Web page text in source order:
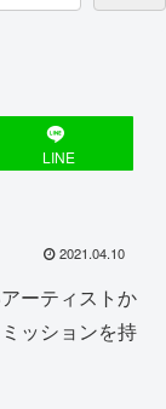
LINE
2021.04.10
ーティストか
ッションを持